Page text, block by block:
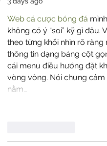
Web cá cược bóng đá
không có ý “soi” kỹ gì đâu.
theo từng khối nhìn rõ
thông tin dạng bảng cột
cái menu điều hướng đặt
vòng vòng. Nói chung
nằm…